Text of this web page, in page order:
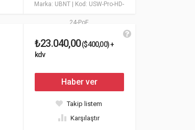
Marka: UBNT | Kod: USW-Pro-HD-
24-PoE
₺23.040,00($400,00) +
kdv
Haber ver
Takip listem
Karşılaştır